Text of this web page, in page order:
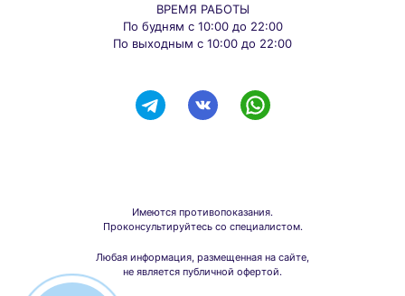
ВРЕМЯ РАБОТЫ
По будням с 10:00 до 22:00
По выходным с 10:00 до 22:00
Имеются противопоказания.
Проконсультируйтесь со специалистом.
Любая информация, размещенная на сайте,
не является публичной офертой.